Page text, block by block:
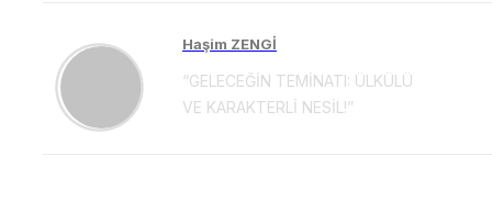
Haşim ZENGİ
“GELECEĞİN TEMİNATI: ÜLKÜLÜ
VE KARAKTERLİ NESİL!”